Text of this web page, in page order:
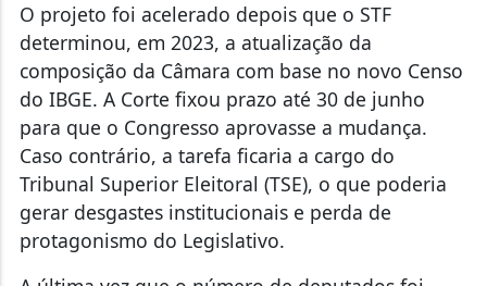
O projeto foi acelerado depois que o STF
determinou, em 2023, a atualização da
composição da Câmara com base no novo Censo
do IBGE. A Corte fixou prazo até 30 de junho
para que o Congresso aprovasse a mudança.
Caso contrário, a tarefa ficaria a cargo do
Tribunal Superior Eleitoral (TSE), o que poderia
gerar desgastes institucionais e perda de
protagonismo do Legislativo.